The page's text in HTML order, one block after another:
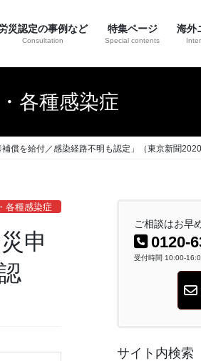
災認定の事例など
Consultation
特集ページ
Special contents
海外
各種感染症
償を給付／感染経路不明も認定」（東京新聞
各種感染症
申
ご相談はお早
0120-
受付時間 10:00-
サイト内検索